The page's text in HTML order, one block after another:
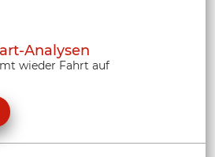
Analysen
wieder Fahrt auf